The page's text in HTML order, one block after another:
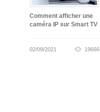
Comment afficher une
caméra IP sur Smart TV
02/09/2021 19666